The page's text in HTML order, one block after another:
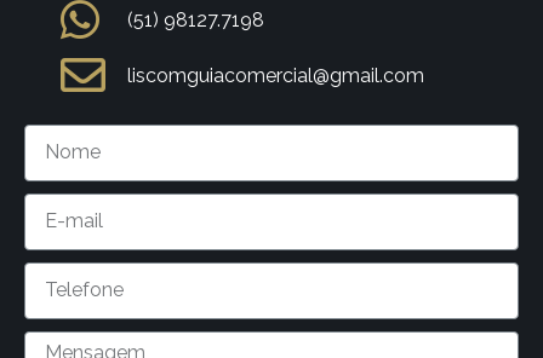
(51) 98127.7198
liscomguiacomercial@gmail.com